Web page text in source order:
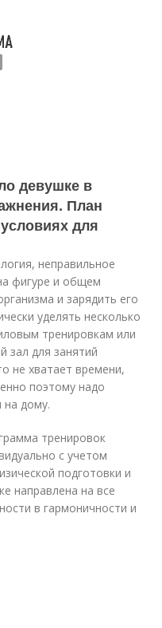
девушке в
План
для
неправильное
фигуре и общем
и зарядить его
уделять несколько
тренировкам или
зал для занятий
не хватает времени,
поэтому надо
на дому.
тренировок
с учетом
подготовки и
направлена на все
в гармоничности и